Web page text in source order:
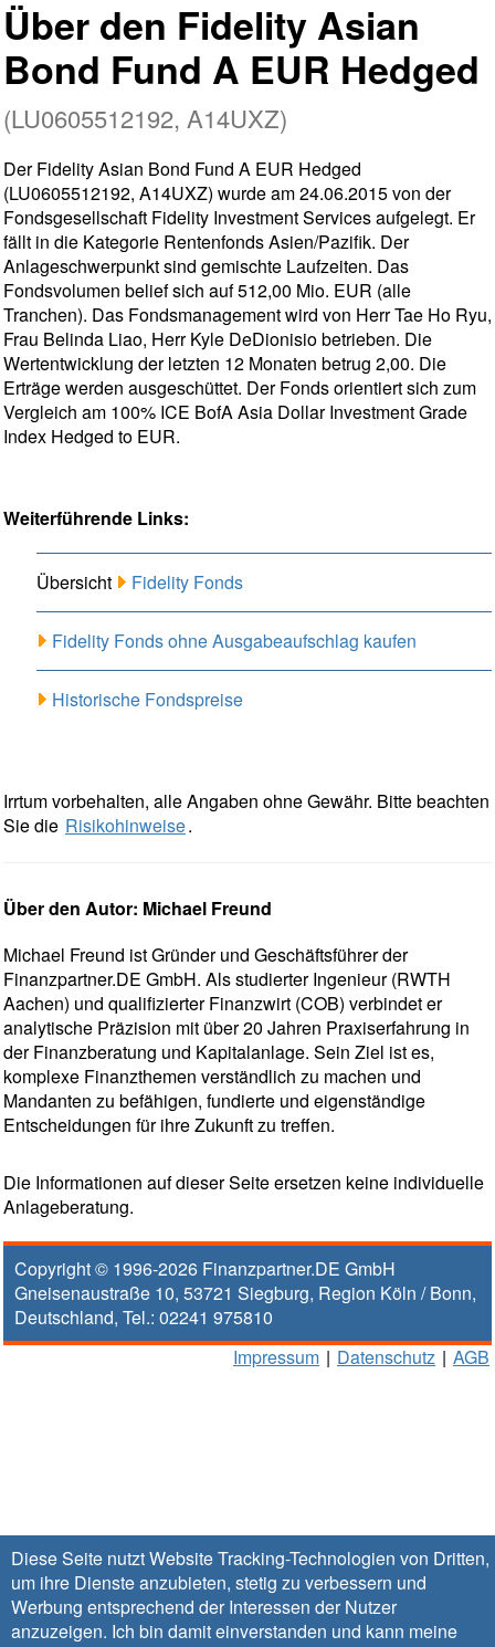
Diese Seite nutzt Website Tracking-Technologien von Dritten,
um ihre Dienste anzubieten, stetig zu verbessern und
Werbung entsprechend der Interessen der Nutzer
anzuzeigen. Ich bin damit einverstanden und kann meine
Über den Fidelity Asian
Bond Fund A EUR Hedged
(LU0605512192, A14UXZ)
Der Fidelity Asian Bond Fund A EUR Hedged
(LU0605512192, A14UXZ) wurde am 24.06.2015 von der
Fondsgesellschaft Fidelity Investment Services aufgelegt. Er
fällt in die Kategorie Rentenfonds Asien/Pazifik. Der
Anlageschwerpunkt sind gemischte Laufzeiten. Das
Fondsvolumen belief sich auf 512,00 Mio. EUR (alle
Tranchen). Das Fondsmanagement wird von Herr Tae Ho Ryu,
Frau Belinda Liao, Herr Kyle DeDionisio betrieben. Die
Wertentwicklung der letzten 12 Monaten betrug 2,00. Die
Erträge werden ausgeschüttet. Der Fonds orientiert sich zum
Vergleich am 100% ICE BofA Asia Dollar Investment Grade
Index Hedged to EUR.
Weiterführende Links:
Übersicht Fidelity Fonds
Fidelity Fonds ohne Ausgabeaufschlag kaufen
Historische Fondspreise
Irrtum vorbehalten, alle Angaben ohne Gewähr. Bitte beachten
Sie die Risikohinweise.
Über den Autor: Michael Freund
Michael Freund ist Gründer und Geschäftsführer der
Finanzpartner.DE GmbH. Als studierter Ingenieur (RWTH
Aachen) und qualifizierter Finanzwirt (COB) verbindet er
analytische Präzision mit über 20 Jahren Praxiserfahrung in
der Finanzberatung und Kapitalanlage. Sein Ziel ist es,
komplexe Finanzthemen verständlich zu machen und
Mandanten zu befähigen, fundierte und eigenständige
Entscheidungen für ihre Zukunft zu treffen.
Die Informationen auf dieser Seite ersetzen keine individuelle
Anlageberatung.
Copyright © 1996-2026 Finanzpartner.DE GmbH
Gneisenaustraße 10, 53721 Siegburg, Region Köln / Bonn,
Deutschland, Tel.: 02241 975810
Impressum | Datenschutz | AGB